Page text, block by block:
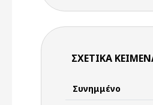
ΣΧΕΤΙΚΆ
Συνημμένο